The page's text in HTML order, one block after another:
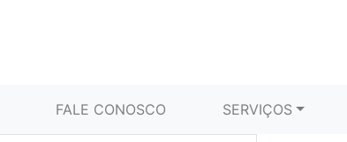
FALE CONOSCO SERVIÇOS